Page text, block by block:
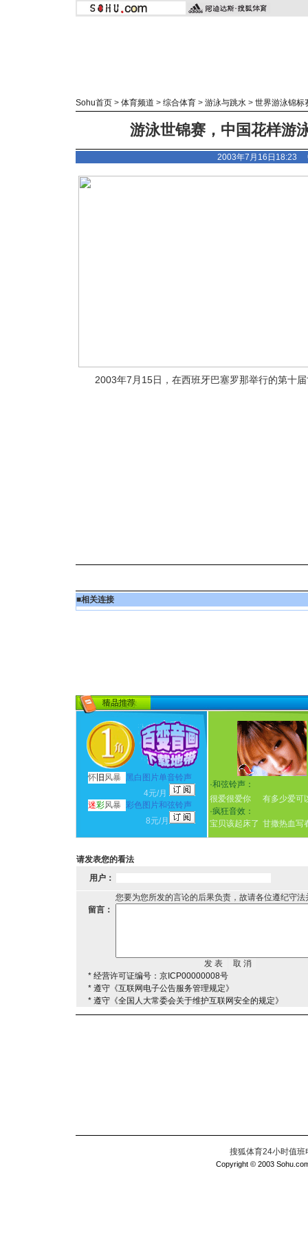
Sohu首页 > 体育频道 > 综合体育 > 游泳与跳水 > 世界游泳锦标
游泳世锦赛，中国花样游
2003年7月16日18:23
2003年7月15日，在西班牙巴塞罗那举行的第十届
■相关连接
怀 旧 风暴
黑白图片单音铃声
4元/月
迷彩风暴 彩色图片和弦铃声
8元/月
·和弦铃声：
很爱很爱你
有多少爱可
·疯狂音效：
宝贝该起床了 甘撒热血写
请发表您的看法
用户：
您要为您所发的言论的后果负责，故请各位遵纪守
留言：
* 经营许可证编号：京ICP00000008号
* 遵守《互联网电子公告服务管理规定》
* 遵守《全国人大常委会关于维护互联网安全的规定》
搜狐体育24小时值
Copyright © 2003